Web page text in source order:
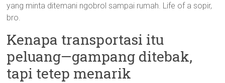
yang minta ditemani ngobrol sampai rumah. Life of a sopir,
bro.
Kenapa transportasi itu
peluang—gampang ditebak,
tapi tetep menarik